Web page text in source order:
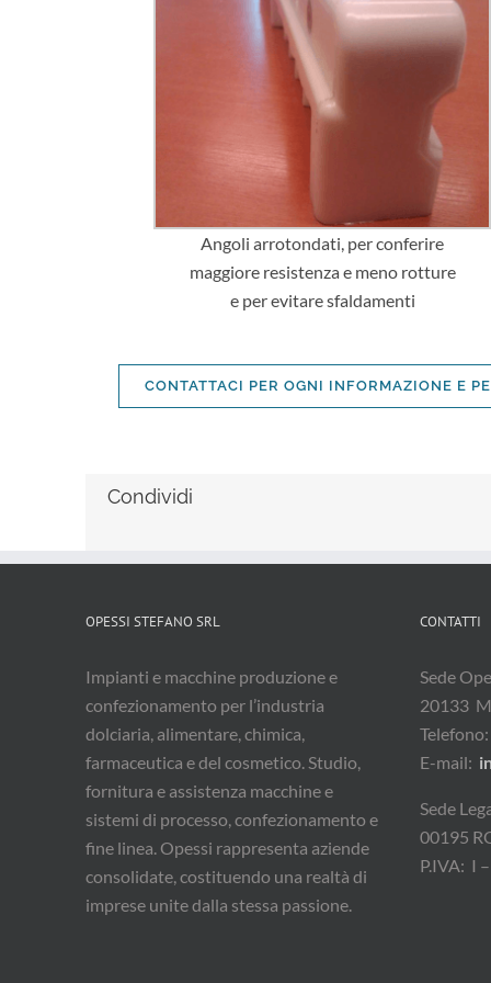
Angoli arrotondati, per conferire
maggiore resistenza e meno rotture
e per evitare sfaldamenti
CONTATTACI PER OGNI INFORMAZIONE E
Condividi
OPESSI STEFANO SRL
Impianti e macchine produzione e
confezionamento per l’industria
dolciaria, alimentare, chimica,
farmaceutica e del cosmetico. Studio,
fornitura e assistenza macchine e
sistemi di processo, confezionamento e
fine linea. Opessi rappresenta aziende
consolidate, costituendo una realtà di
imprese unite dalla stessa passione.
CONTATTI
Sede
20133
Telefono:
E-mail:
Sede
00195
P.IVA: I